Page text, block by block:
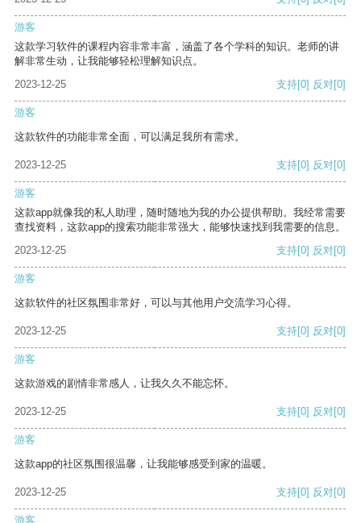
游客
这款学习软件的课程内容非常丰富，涵盖了各个学科的知识。老师的讲
解非常生动，让我能够轻松理解知识点。
2023-12-25
支持[0] 反对[0]
游客
这款软件的功能非常全面，可以满足我所有需求。
2023-12-25 支持[0] 反对[0]
游客
这款app就像我的私人助理，随时随地为我的办公提供帮助。我经常需要
查找资料，这款app的搜索功能非常强大，能够快速找到我需要的信息。
2023-12-25
支持[0] 反对[0]
游客
这款软件的社区氛围非常好，可以与其他用户交流学习心得。
2023-12-25 支持[0] 反对[0]
游客
这款游戏的剧情非常感人，让我久久不能忘怀。
2023-12-25 支持[0] 反对[0]
游客
这款app的社区氛围很温馨，让我能够感受到家的温暖。
2023-12-25 支持[0] 反对[0]
游客